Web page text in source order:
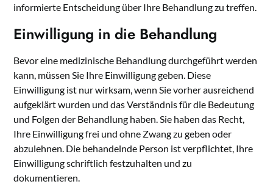
informierte Entscheidung über Ihre Behandlung zu treffen.
Einwilligung in die Behandlung
Bevor eine medizinische Behandlung durchgeführt werden
kann, müssen Sie Ihre Einwilligung geben. Diese
Einwilligung ist nur wirksam, wenn Sie vorher ausreichend
aufgeklärt wurden und das Verständnis für die Bedeutung
und Folgen der Behandlung haben. Sie haben das Recht,
Ihre Einwilligung frei und ohne Zwang zu geben oder
abzulehnen. Die behandelnde Person ist verpflichtet, Ihre
Einwilligung schriftlich festzuhalten und zu
dokumentieren.